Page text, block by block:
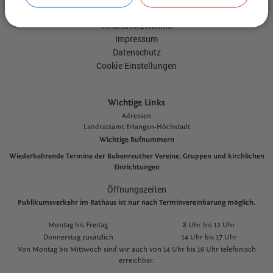
Kontakt
Inhaltsverzeichnis
Impressum
Datenschutz
Cookie Einstellungen
Wichtige Links
Adressen
Landratsamt Erlangen-Höchstadt
Wichtige Rufnummern
Wiederkehrende Termine der Bubenreuther Vereine, Gruppen und kirchlichen
Einrichtungen
Öffnungszeiten
Publikumsverkehr im Rathaus ist nur nach Terminvereinbarung möglich.
Montag bis Freitag
8 Uhr bis 12 Uhr
Donnerstag zusätzlich
14 Uhr bis 17 Uhr
Von Montag bis Mittwoch sind wir auch von 14 Uhr bis 16 Uhr telefonisch
erreichbar.